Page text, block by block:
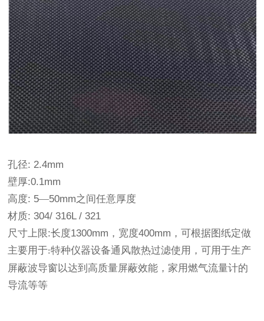
孔径: 2.4mm
壁厚:0.1mm
高度: 5—50mm之间任意厚度
材质: 304/ 316L / 321
尺寸上限:长度1300mm ，宽度400mm ，可根据图纸定做
主要用于:特种仪器设备通风散热过滤使用，可用于生产
屏蔽波导窗以达到高质量屏蔽效能，家用燃气流量计的
导流等等